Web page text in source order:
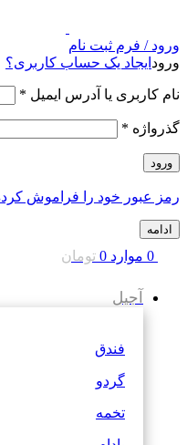
ورود / فرم ثبت نام
ورود ایجاد یک حساب کاربری؟
نام کاربری یا آدرس ایمیل *
گذرواژه *
ورود
رمز عبور خود را فراموش
ادامه
0 موارد 0 تومان
آجیل
فندق
گردو
تخمه